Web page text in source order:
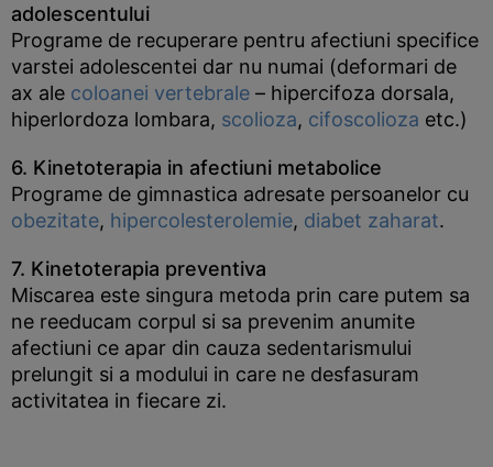
adolescentului
Programe de recuperare pentru afectiuni specifice
varstei adolescentei dar nu numai (deformari de
ax ale coloanei vertebrale – hipercifoza dorsala,
hiperlordoza lombara, scolioza, cifoscolioza etc.)
6. Kinetoterapia in afectiuni metabolice
Programe de gimnastica adresate persoanelor cu
obezitate, hipercolesterolemie, diabet zaharat.
7. Kinetoterapia preventiva
Miscarea este singura metoda prin care putem sa
ne reeducam corpul si sa prevenim anumite
afectiuni ce apar din cauza sedentarismului
prelungit si a modului in care ne desfasuram
activitatea in fiecare zi.